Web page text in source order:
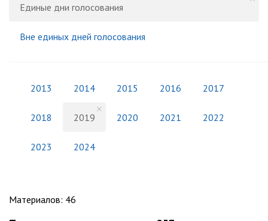
Единые дни голосования
Вне единых дней голосования
2013 2014 2015 2016 2017
2018 2019 2020 2021 2022
2023 2024
Материалов: 46